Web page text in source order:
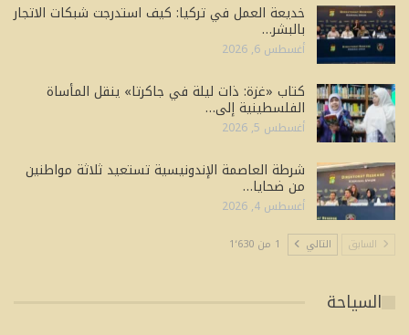
خديعة العمل في تركيا: كيف استدرجت شبكات الاتجار
بالبشر…
أغسطس 6, 2026
كتاب «غزة: ذات ليلة في جاكرتا» ينقل المأساة
الفلسطينية إلى…
أغسطس 5, 2026
شرطة العاصمة الإندونيسية تستعيد ثلاثة مواطنين
من ضحايا…
أغسطس 4, 2026
السابق التالي 1 من 1٬630
السياحة